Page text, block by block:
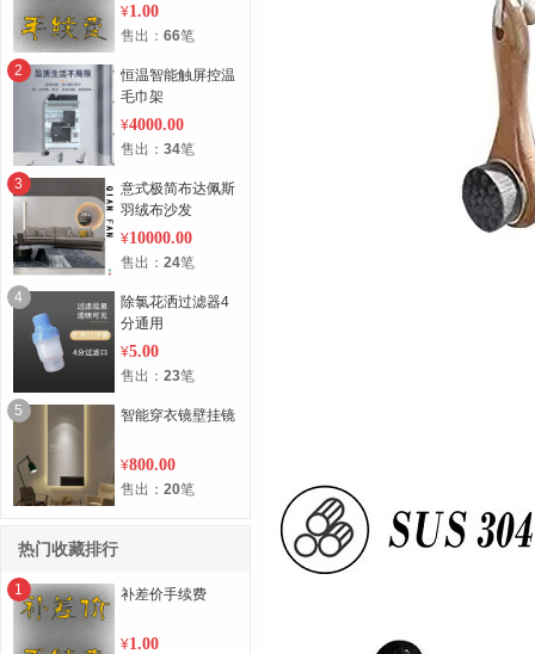
¥1.00
售出： 66笔
2
恒温智能触屏控温
毛巾架
¥4000.00
售出： 34笔
3
意式极简布达佩斯
羽绒布沙发
¥10000.00
售出： 24笔
4
除氯花洒过滤器4
分通用
¥5.00
售出： 23笔
5 智能穿衣镜壁挂镜
¥800.00
售出： 20笔
热门收藏排行
1 补差价手续费
¥1.00